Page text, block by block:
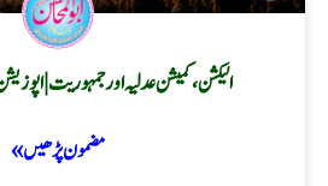
الیکشن، کمیشن عدلیہ اور جمہوریت |
مضمون پڑھیں »